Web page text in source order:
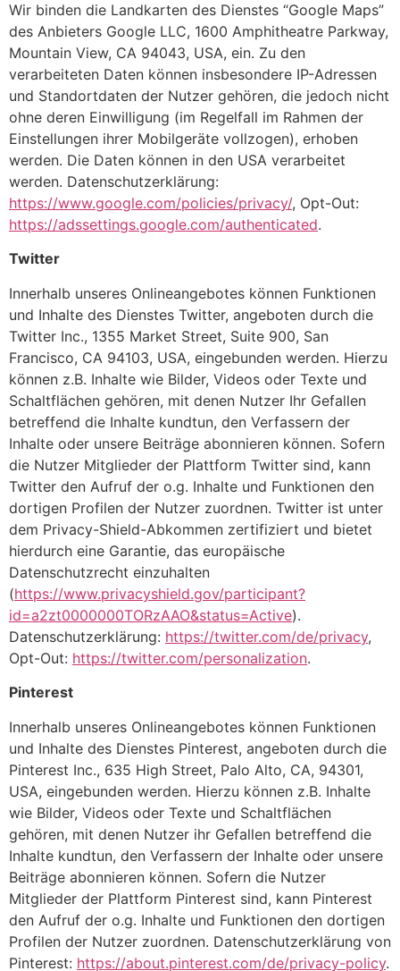
Wir binden die Landkarten des Dienstes “Google Maps”
des Anbieters Google LLC, 1600 Amphitheatre Parkway,
Mountain View, CA 94043, USA, ein. Zu den
verarbeiteten Daten können insbesondere IP-Adressen
und Standortdaten der Nutzer gehören, die jedoch nicht
ohne deren Einwilligung (im Regelfall im Rahmen der
Einstellungen ihrer Mobilgeräte vollzogen), erhoben
werden. Die Daten können in den USA verarbeitet
werden. Datenschutzerklärung:
https://www.google.com/policies/privacy/, Opt-Out:
https://adssettings.google.com/authenticated.
Twitter
Innerhalb unseres Onlineangebotes können Funktionen
und Inhalte des Dienstes Twitter, angeboten durch die
Twitter Inc., 1355 Market Street, Suite 900, San
Francisco, CA 94103, USA, eingebunden werden. Hierzu
können z.B. Inhalte wie Bilder, Videos oder Texte und
Schaltflächen gehören, mit denen Nutzer Ihr Gefallen
betreffend die Inhalte kundtun, den Verfassern der
Inhalte oder unsere Beiträge abonnieren können. Sofern
die Nutzer Mitglieder der Plattform Twitter sind, kann
Twitter den Aufruf der o.g. Inhalte und Funktionen den
dortigen Profilen der Nutzer zuordnen. Twitter ist unter
dem Privacy-Shield-Abkommen zertifiziert und bietet
hierdurch eine Garantie, das europäische
Datenschutzrecht einzuhalten
(https://www.privacyshield.gov/participant?
id=a2zt0000000TORzAAO&status=Active).
Datenschutzerklärung: https://twitter.com/de/privacy,
Opt-Out: https://twitter.com/personalization.
Pinterest
Innerhalb unseres Onlineangebotes können Funktionen
und Inhalte des Dienstes Pinterest, angeboten durch die
Pinterest Inc., 635 High Street, Palo Alto, CA, 94301,
USA, eingebunden werden. Hierzu können z.B. Inhalte
wie Bilder, Videos oder Texte und Schaltflächen
gehören, mit denen Nutzer ihr Gefallen betreffend die
Inhalte kundtun, den Verfassern der Inhalte oder unsere
Beiträge abonnieren können. Sofern die Nutzer
Mitglieder der Plattform Pinterest sind, kann Pinterest
den Aufruf der o.g. Inhalte und Funktionen den dortigen
Profilen der Nutzer zuordnen. Datenschutzerklärung von
Pinterest: https://about.pinterest.com/de/privacy-policy.